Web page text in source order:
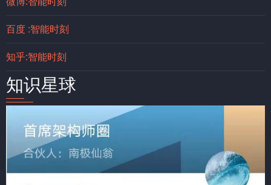
百度 :智能时刻
知乎:智能时刻
知识星球